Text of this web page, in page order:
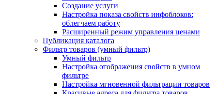
Создание услуги
Настройка показа свойств инфоблоков:
облегчаем работу
Расширенный режим управления ценами
Публикация каталога
Фильтр товаров (умный фильтр)
Умный фильтр
Настройка отображения свойств в умном
фильтре
Настройка мгновенной фильтрации товаров